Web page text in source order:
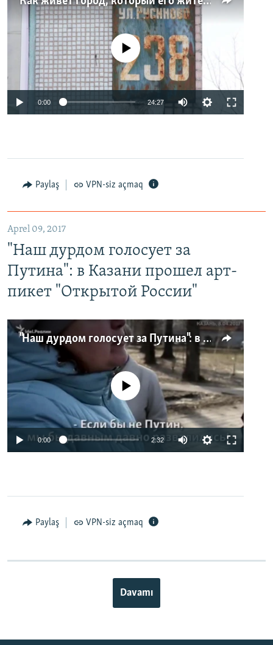
No media source currently available
0:00 24:27
Paylaş VPN-siz açmaq
Aprel 09, 2017
"Наш дурдом голосует за
Путина": в Казани прошел арт-
пикет "Открытой России"
"Наш дурдом голосует за Путина": в Казани прошел арт-пикет "Открытой России"
No media source currently available
0:00 2:32
Paylaş VPN-siz açmaq
Davamı